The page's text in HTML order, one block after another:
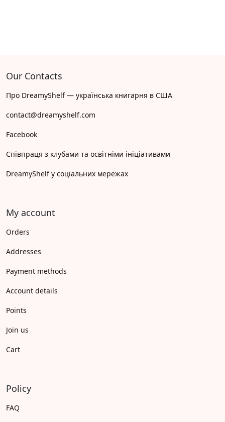
Our Contacts
Про DreamyShelf — українська книгарня в США
contact@dreamyshelf.com
Facebook
Співпраця з клубами та освітніми ініціативами
DreamyShelf у соціальних мережах
My account
Orders
Addresses
Payment methods
Account details
Points
Join us
Cart
Policy
FAQ